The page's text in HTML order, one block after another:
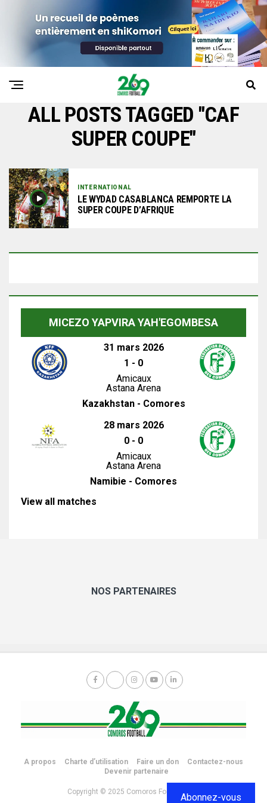
ALL POSTS TAGGED "CAF
SUPER COUPE"
INTERNATIONAL
LE WYDAD CASABLANCA REMPORTE LA
SUPER COUPE D’AFRIQUE
MICEZO YAPVIRA YAH'EGOMBESA
31 mars 2026
1 - 0
Amicaux
Astana Arena
Kazakhstan - Comores
28 mars 2026
0 - 0
Amicaux
Astana Arena
Namibie - Comores
View all matches
NOS PARTENAIRES
A propos Charte d’utilisation Faire un don
Contactez-nous
Devenir partenaire
Copyright © 2025 Comoros Football 269.
Abonnez-vous